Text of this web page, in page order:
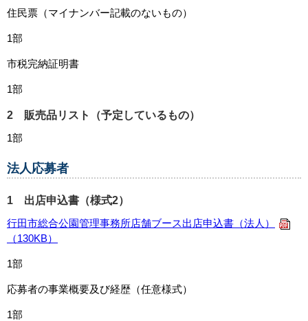
住民票（マイナンバー記載のないもの）
1部
市税完納証明書
1部
2 販売品リスト（予定しているもの）
1部
法人応募者
1 出店申込書（様式2）
行田市総合公園管理事務所店舗ブース出店申込書（法人）
（130KB）
1部
応募者の事業概要及び経歴（任意様式）
1部